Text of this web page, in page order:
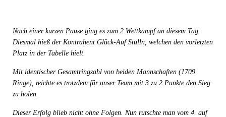
Nach einer kurzen Pause ging es zum 2.Wettkampf an diesem Tag.
Diesmal hieß der Kontrahent Glück-Auf Stulln, welchen den vorletzten
Platz in der Tabelle hielt.
Mit identischer Gesamtringzahl von beiden Mannschaften (1709
Ringe), reichte es trotzdem für unser Team mit 3 zu 2 Punkte den Sieg
zu holen.
Dieser Erfolg blieb nicht ohne Folgen. Nun rutschte man vom 4. auf